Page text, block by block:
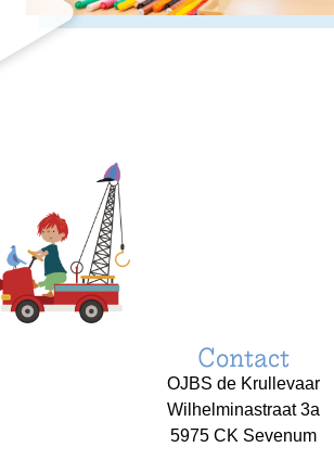
Contact
OJBS de Krullevaar
Wilhelminastraat 3a
5975 CK Sevenum